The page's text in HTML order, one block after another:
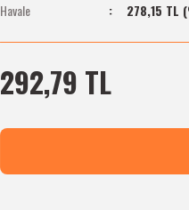
Havale
278,15 TL
292,79 TL